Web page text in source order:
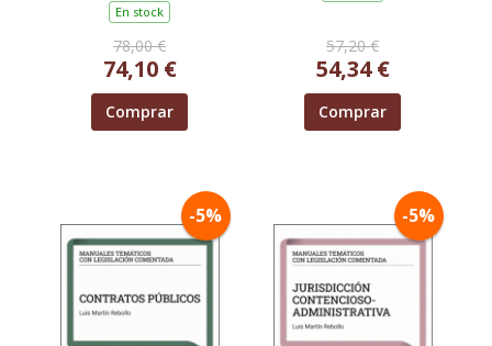
En stock
78,00 €
74,10 €
Comprar
57,20 €
54,34 €
Comprar
-5% -5%